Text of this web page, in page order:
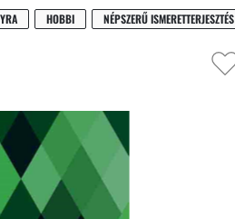
HOBBI NÉPSZERŰ ISMERETTERJESZTÉS